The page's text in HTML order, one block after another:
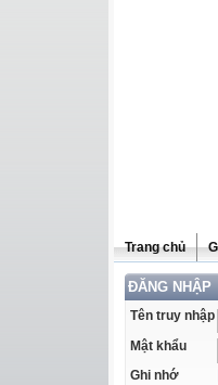
Trang chủ
ĐĂNG NHẬP
Tên truy nhập
Mật khẩu
Ghi nhớ